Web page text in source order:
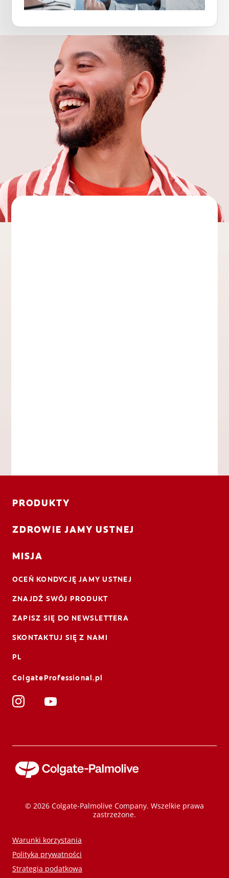
PRODUKTY
ZDROWIE JAMY USTNEJ
MISJA
OCEŃ KONDYCJĘ JAMY USTNEJ
ZNAJDŹ SWÓJ PRODUKT
ZAPISZ SIĘ DO NEWSLETTERA
SKONTAKTUJ SIĘ Z NAMI
PL
ColgateProfessional.pl
© 2026 Colgate-Palmolive Company. Wszelkie prawa
zastrzeżone.
Warunki korzystania
Polityka prywatności
Strategia podatkowa